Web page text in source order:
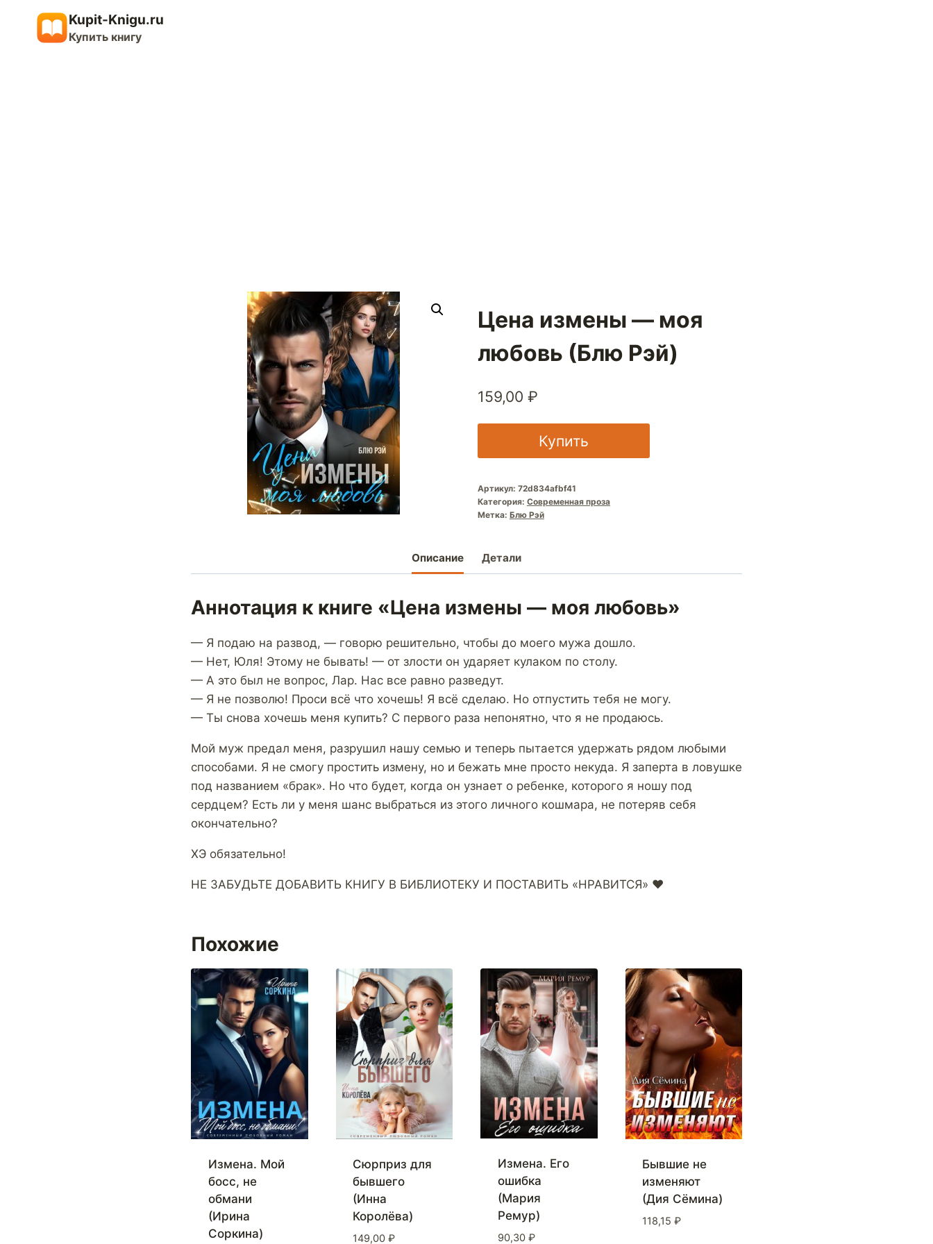
содержимому
Kupit-Knigu.ru
Купить книгу
Цена измены — моя
любовь (Блю Рэй)
159,00 ₽
Купить
Артикул: 72d834afbf41
Категория: Современная проза
Метка: Блю Рэй
Описание Детали
Аннотация к книге «Цена измены — моя любовь»
— Я подаю на развод, — говорю решительно, чтобы до моего мужа дошло.
— Нет, Юля! Этому не бывать! — от злости он ударяет кулаком по столу.
— А это был не вопрос, Лар. Нас все равно разведут.
— Я не позволю! Проси всё что хочешь! Я всё сделаю. Но отпустить тебя не могу.
— Ты снова хочешь меня купить? С первого раза непонятно, что я не продаюсь.
Мой муж предал меня, разрушил нашу семью и теперь пытается удержать рядом любыми
способами. Я не смогу простить измену, но и бежать мне просто некуда. Я заперта в ловушке
под названием «брак». Но что будет, когда он узнает о ребенке, которого я ношу под
сердцем? Есть ли у меня шанс выбраться из этого личного кошмара, не потеряв себя
окончательно?
ХЭ обязательно!
НЕ ЗАБУДЬТЕ ДОБАВИТЬ КНИГУ В БИБЛИОТЕКУ И ПОСТАВИТЬ «НРАВИТСЯ» ❤️
Похожие
Измена. Мой
босс, не
обмани
(Ирина
Соркина)
Сюрприз для
бывшего
(Инна
Королёва)
149,00 ₽
Измена. Его
ошибка
(Мария
Ремур)
90,30 ₽
Бывшие не
изменяют
(Дия Сёмина)
118,15 ₽